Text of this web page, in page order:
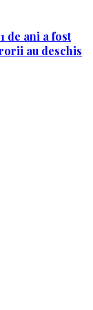
de ani a fost
au deschis